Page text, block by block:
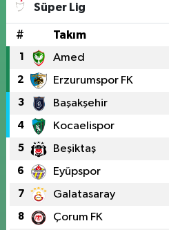
Süper Lig
# Takım
1 Amed
2 Erzurumspor FK
3 Başakşehir
4 Kocaelispor
5 Beşiktaş
6 Eyüpspor
7 Galatasaray
8 Çorum FK